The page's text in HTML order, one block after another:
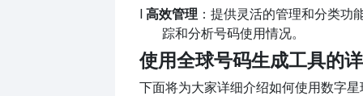
高效管理 ：提供灵活的管理和分类功
踪和分析号码使用情况。
使用全球号码生成工具的
下面将为大家详细介绍如何使用数字